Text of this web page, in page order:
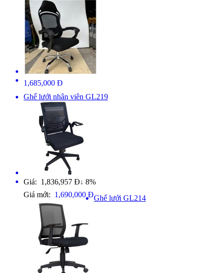
1,685,000 Đ
Ghế lưới nhân viên GL219
Giá: 1,836,957 Đ ↓ 8%
Giá mới: 1,690,000 ĐGhế lưới GL214